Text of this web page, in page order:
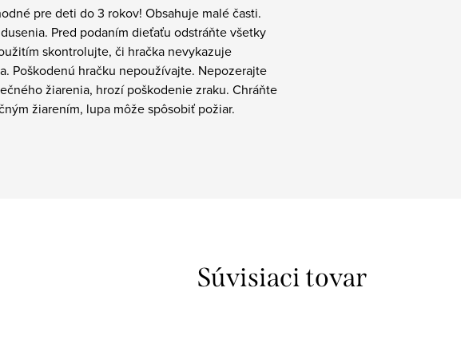
pre deti do 3 rokov! Obsahuje malé časti.
Pred podaním dieťaťu odstráňte všetky
skontrolujte, či hračka nevykazuje
Poškodenú hračku nepoužívajte. Nepozerajte
žiarenia, hrozí poškodenie zraku. Chráňte
žiarením, lupa môže spôsobiť požiar.
Súvisiaci tovar